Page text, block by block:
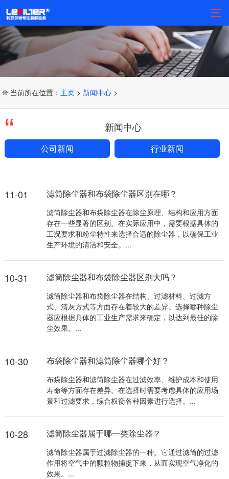
❊ 当前所在位置： 主页 > 新闻中心 >
新闻中心
公司新闻 行业新闻
11-01 滤筒除尘器和布袋除尘器区别在哪？
滤筒除尘器和布袋除尘器在除尘原理、结构和应用方面
存在一些显著的区别。在实际应用中，需要根据具体的
工况要求和粉尘特性来选择合适的除尘器，以确保工业
生产环境的清洁和安全。...
10-31 滤筒除尘器和布袋除尘器区别大吗？
滤筒除尘器和布袋除尘器在结构、过滤材料、过滤方
式、清灰方式等方面存在着较大的差异。选择哪种除尘
器应根据具体的工业生产需求来确定，以达到最佳的除
尘效果。...
10-30 布袋除尘器和滤筒除尘器哪个好？
布袋除尘器和滤筒除尘器在过滤效率、维护成本和使用
寿命等方面存在差异。在选择时需要考虑具体的应用场
景和过滤要求，综合权衡各种因素进行选择。...
10-28 滤筒除尘器属于哪一类除尘器？
滤筒除尘器属于过滤除尘器的一种。它通过滤筒的过滤
作用将空气中的颗粒物捕捉下来，从而实现空气净化的
效果。...